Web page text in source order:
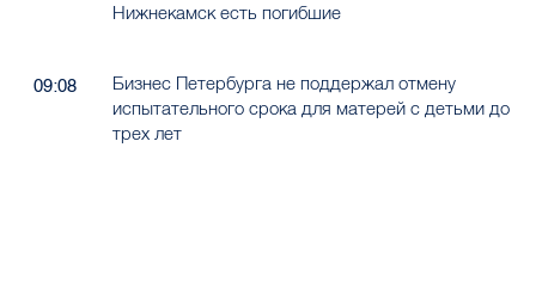
Нижнекамск есть погибшие
09:08
Бизнес Петербурга не поддержал отмену
испытательного срока для матерей с детьми до
трех лет